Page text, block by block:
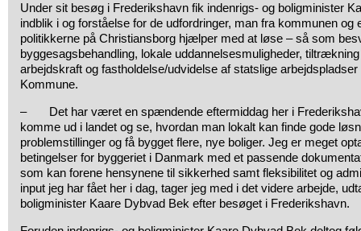
Under sit besøg i Frederikshavn fik indenrigs- og boligminister
indblik i og forståelse for de udfordringer, man fra kommunen
politikkerne på Christiansborg hjælper med at løse – så som
byggesagsbehandling, lokale uddannelsesmuligheder,
arbejdskraft og fastholdelse/udvidelse af statslige
Kommune.
– Det har været en spændende eftermiddag her i
komme ud i landet og se, hvordan man lokalt kan finde gode
problemstillinger og få bygget flere, nye boliger. Jeg er meget
betingelser for byggeriet i Danmark med et passende
som kan forene hensynene til sikkerhed samt fleksibilitet og
input jeg har fået her i dag, tager jeg med i det videre arbejde,
boligminister Kaare Dybvad Bek efter besøget i Frederikshavn.